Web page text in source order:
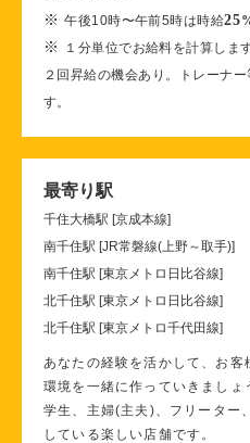
※午後10時〜午前5時は時給25
※
１分単位でお給料を計算しま
２回昇給の機会あり。トレーナ
す。
最寄り駅
千住大橋駅 [京成本線]
南千住駅 [JR常磐線(上野～取手)]
南千住駅 [東京メトロ日比谷線]
北千住駅 [東京メトロ日比谷線]
北千住駅 [東京メトロ千代田線]
あなたの経験を活かして、お
環境を一緒に作っていきましょ
学生、主婦(主夫)、フリーター
している楽しい店舗です。